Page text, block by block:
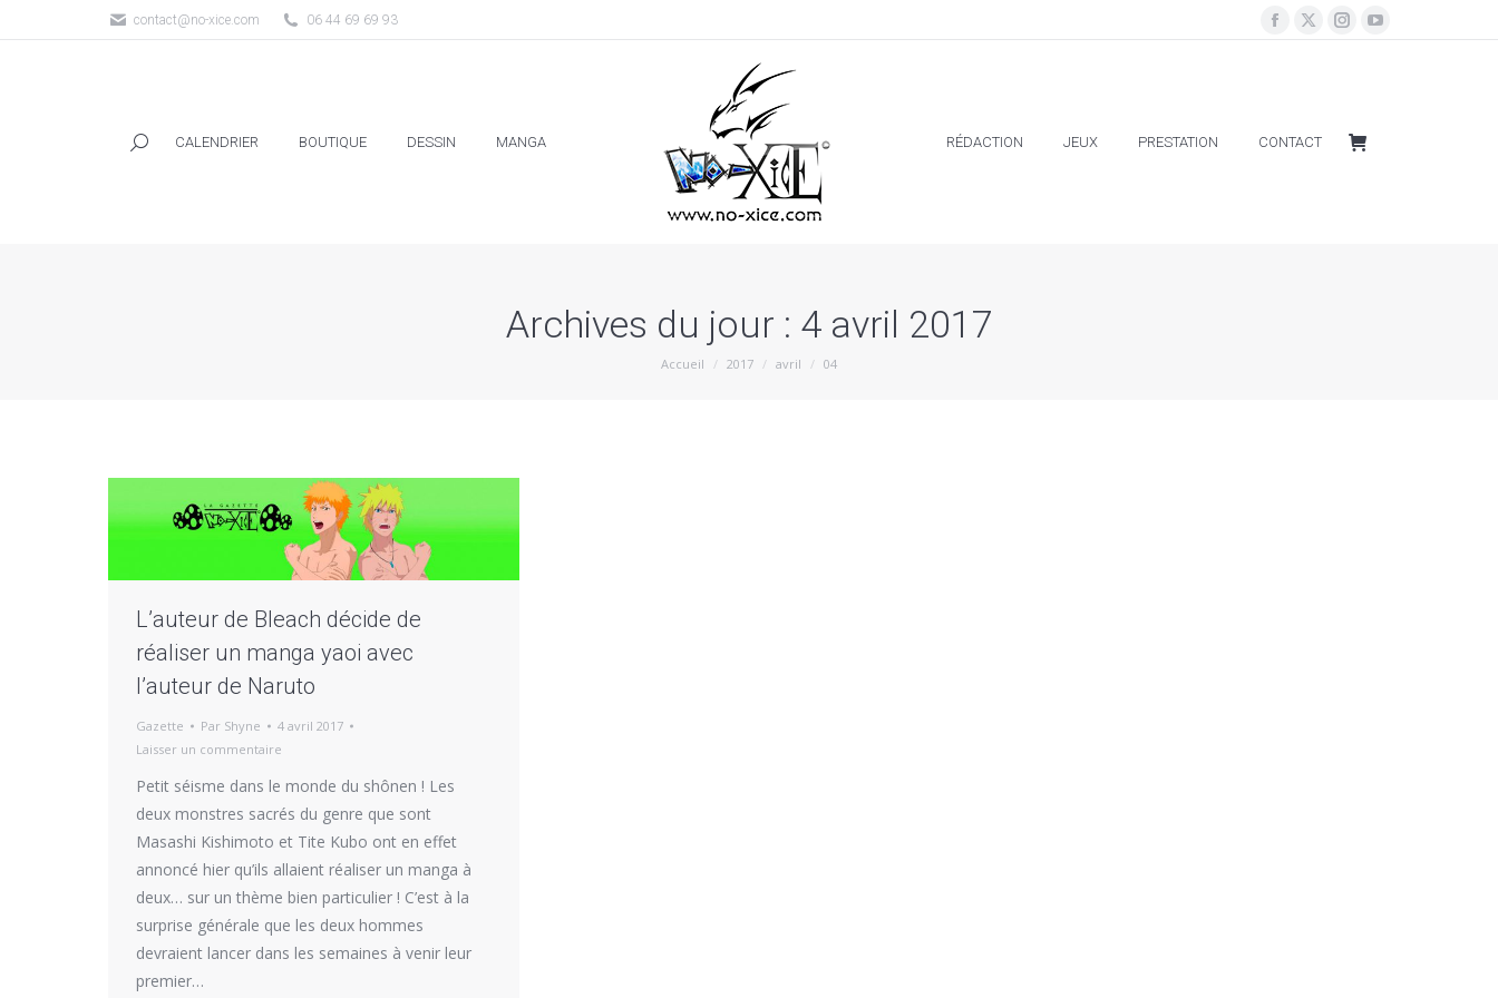
contact@no-xice.com 06 44 69 69 93
CALENDRIER BOUTIQUE DESSIN MANGA RÉDACTION JEUX PRESTATION CONTACT
Archives du jour : 4 avril 2017
Vous êtes ici :
Accueil 2017 avril 04
L’auteur de Bleach décide de
réaliser un manga yaoi avec
l’auteur de Naruto
Gazette Par Shyne
4 avril 2017
Laisser un commentaire
Petit séisme dans le monde du shônen ! Les
deux monstres sacrés du genre que sont
Masashi Kishimoto et Tite Kubo ont en effet
annoncé hier qu’ils allaient réaliser un manga à
deux… sur un thème bien particulier ! C’est à la
surprise générale que les deux hommes
devraient lancer dans les semaines à venir leur
premier…